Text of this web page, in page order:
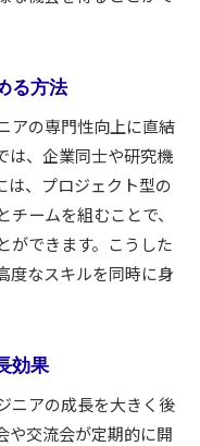
る方法
アの専門性向上に直結
は、企業同士や研究機
は、プロジェクト型の
ームを組むことで、
ができます。こうした
度なスキルを同時に身
効果
ニアの成長を大きく後
や交流会が定期的に開